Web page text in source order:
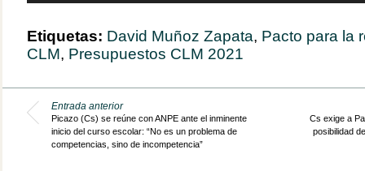
audio
Etiquetas: David Muñoz Zapata, Pacto para la
CLM, Presupuestos CLM 2021
Entrada anterior
Picazo (Cs) se reúne con ANPE ante el inminente
inicio del curso escolar: “No es un problema de
competencias, sino de incompetencia”
Cs exige a
posibilidad